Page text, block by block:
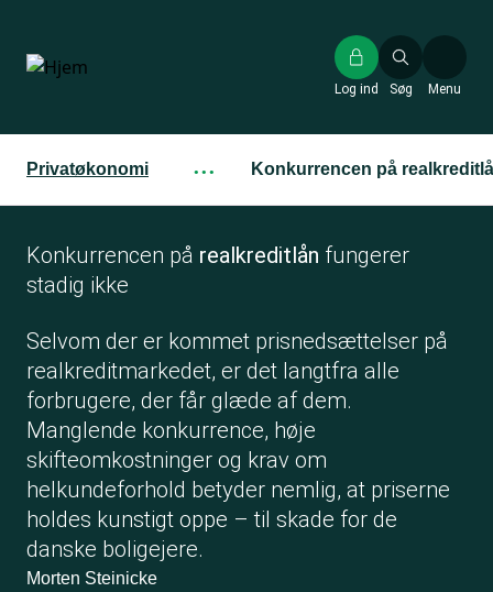
hovedindhold
Søg
Log ind Menu
Privatøkonomi ··· Konkurrencen på
Konkurrencen på realkreditlån fungerer
stadig ikke
Selvom der er kommet prisnedsættelser på
realkreditmarkedet, er det langtfra alle
forbrugere, der får glæde af dem.
Manglende konkurrence, høje
skifteomkostninger og krav om
helkundeforhold betyder nemlig, at priserne
holdes kunstigt oppe – til skade for de
danske boligejere.
Morten Steinicke